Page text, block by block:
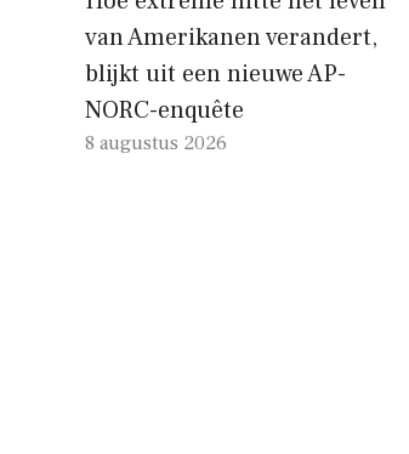
van Amerikanen verandert,
blijkt uit een nieuwe AP-
NORC-enquête
8 augustus 2026